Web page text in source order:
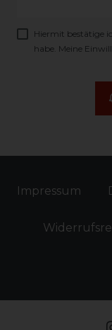
Hiermit bestätige
habe. Meine
Impressum